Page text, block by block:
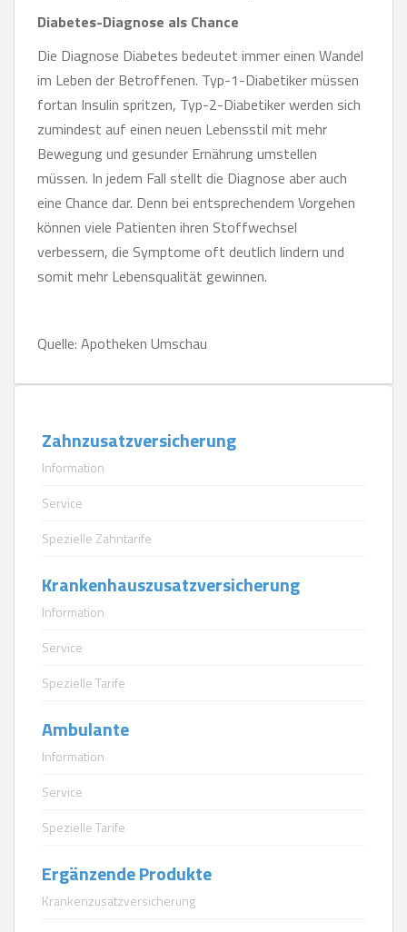
Diabetes-Diagnose als Chance
Die Diagnose Diabetes bedeutet immer einen Wandel
im Leben der Betroffenen. Typ-1-Diabetiker müssen
fortan Insulin spritzen, Typ-2-Diabetiker werden sich
zumindest auf einen neuen Lebensstil mit mehr
Bewegung und gesunder Ernährung umstellen
müssen. In jedem Fall stellt die Diagnose aber auch
eine Chance dar. Denn bei entsprechendem Vorgehen
können viele Patienten ihren Stoffwechsel
verbessern, die Symptome oft deutlich lindern und
somit mehr Lebensqualität gewinnen.
Quelle: Apotheken Umschau
Zahnzusatzversicherung
Information
Service
Spezielle Zahntarife
Krankenhauszusatzversicherung
Information
Service
Spezielle Tarife
Ambulante
Information
Service
Spezielle Tarife
Ergänzende Produkte
Krankenzusatzversicherung